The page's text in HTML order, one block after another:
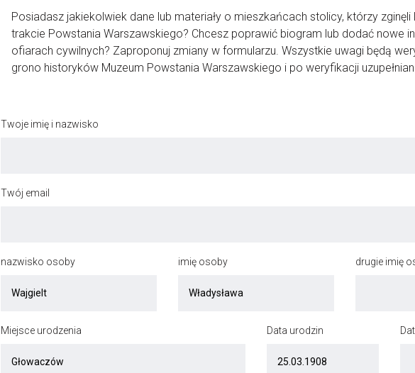
Posiadasz jakiekolwiek dane lub materiały o mieszkańcach stolicy, którzy zginęli
trakcie Powstania Warszawskiego? Chcesz poprawić biogram lub dodać nowe
ofiarach cywilnych? Zaproponuj zmiany w formularzu. Wszystkie uwagi będą
grono historyków Muzeum Powstania Warszawskiego i po weryfikacji
Twoje imię i nazwisko
Twój email
nazwisko osoby imię osoby drugie imię
Miejsce urodzenia Data urodzin